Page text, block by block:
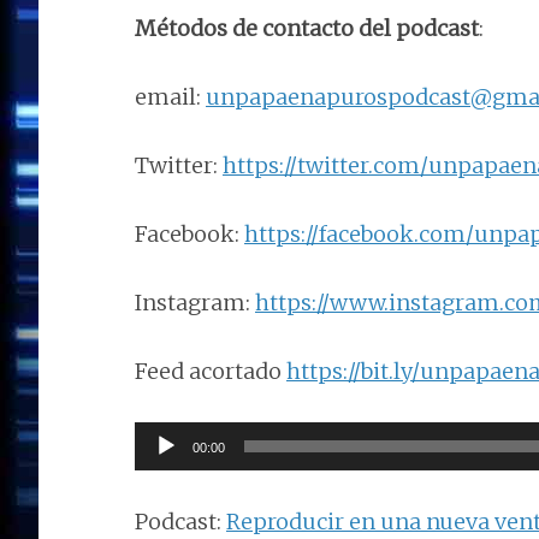
Métodos de contacto del podcast:
email:
Twitter: https://twitter.com/
Facebook: https://facebook.com/
Instagram: https://
Feed acortado https://bit.ly/
Reproductor
de
audio
00:00
Podcast: Reproducir en una nueva